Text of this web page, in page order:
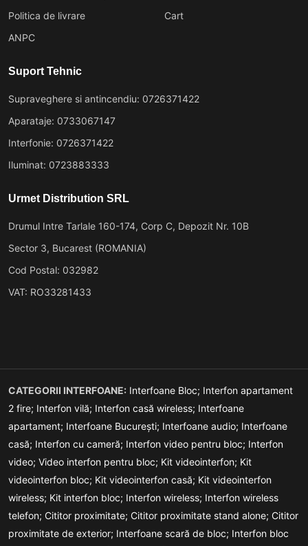
Politica de livrare
ANPC
Cart
Suport Tehnic
Supraveghere si antincendiu: 0726371422
Aparataje: 0733067147
Interfonie: 0726371422
Iluminat: 0723883333
Urmet Distribution SRL
Drumul Intre Tarlale 160-174, Corp C, Depozit Nr. 10B
Sector 3, Bucarest (ROMANIA)
Cod Postal: 032982
VAT: RO33281433
CATEGORII INTERFOANE: Interfoane Bloc; Interfon apartament
2 fire; Interfon vilă; Interfon casă wireless; Interfoane
apartament; Interfoane București; Interfoane audio; Interfoane
casă; Interfon cu cameră; Interfon video pentru bloc; Interfon
video; Video interfon pentru bloc; Kit videointerfon; Kit
videointerfon bloc; Kit videointerfon casă; Kit videointerfon
wireless; Kit interfon bloc; Interfon wireless; Interfon wireless
telefon; Cititor proximitate; Cititor proximitate stand alone; Cititor
proximitate de exterior; Interfoane scară de bloc; Interfon bloc